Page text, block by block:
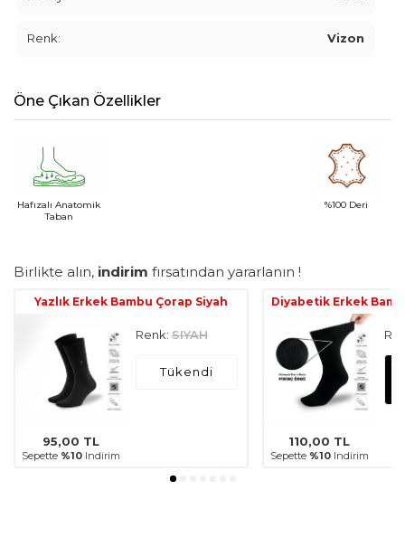
Renk: Vizon
Öne Çıkan Özellikler
Hafızalı Anatomik
Taban
%100 Deri
Birlikte alın, indirim fırsatından yararlanın !
Yazlık Erkek Bambu Çorap Siyah
95,00 TL
Sepette %10Indirim
Renk: SIYAH
Tükendi
Diyabetik Erkek
110,00 TL
Sepette %10Indirim